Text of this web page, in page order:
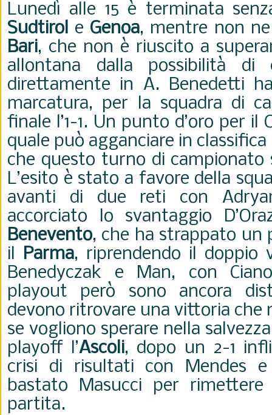
Lunedì alle 15 è terminata
Sudtirol e Genoa, mentre non
Bari, che non è riuscito a
allontana dalla possibilità di
direttamente in A. Benedetti
marcatura, per la squadra di
finale l’1-1. Un punto d’oro per il
quale può agganciare in classifica
che questo turno di campionato
L’esito è stato a favore della
avanti di due reti con
accorciato lo svantaggio
Benevento, che ha strappato un
il Parma, riprendendo il doppio
Benedyczak e Man, con
playout però sono ancora
devono ritrovare una vittoria che
se vogliono sperare nella
playoff l’Ascoli, dopo un 2-1
crisi di risultati con Mendes
bastato Masucci per rimettere
partita.